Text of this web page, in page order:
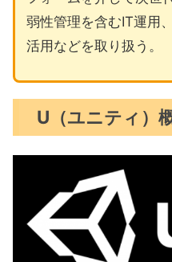
弱性管理を含むIT運用
活用などを取り扱う。
U（ユニティ）